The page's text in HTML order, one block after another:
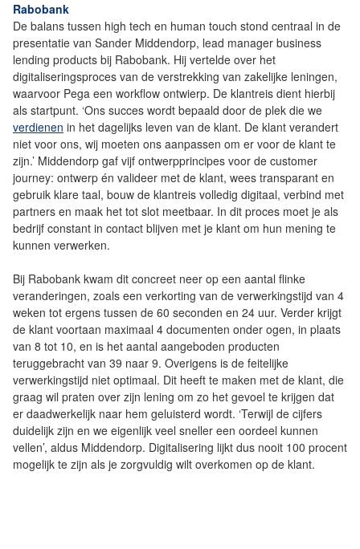
Rabobank
De balans tussen high tech en human touch stond centraal in de
presentatie van Sander Middendorp, lead manager business
lending products bij Rabobank. Hij vertelde over het
digitaliseringsproces van de verstrekking van zakelijke leningen,
waarvoor Pega een workflow ontwierp. De klantreis dient hierbij
als startpunt. ‘Ons succes wordt bepaald door de plek die we
verdienen in het dagelijks leven van de klant. De klant verandert
niet voor ons, wij moeten ons aanpassen om er voor de klant te
zijn.’ Middendorp gaf vijf ontwerpprincipes voor de customer
journey: ontwerp én valideer met de klant, wees transparant en
gebruik klare taal, bouw de klantreis volledig digitaal, verbind met
partners en maak het tot slot meetbaar. In dit proces moet je als
bedrijf constant in contact blijven met je klant om hun mening te
kunnen verwerken.
Bij Rabobank kwam dit concreet neer op een aantal flinke
veranderingen, zoals een verkorting van de verwerkingstijd van 4
weken tot ergens tussen de 60 seconden en 24 uur. Verder krijgt
de klant voortaan maximaal 4 documenten onder ogen, in plaats
van 8 tot 10, en is het aantal aangeboden producten
teruggebracht van 39 naar 9. Overigens is de feitelijke
verwerkingstijd niet optimaal. Dit heeft te maken met de klant, die
graag wil praten over zijn lening om zo het gevoel te krijgen dat
er daadwerkelijk naar hem geluisterd wordt. ‘Terwijl de cijfers
duidelijk zijn en we eigenlijk veel sneller een oordeel kunnen
vellen’, aldus Middendorp. Digitalisering lijkt dus nooit 100 procent
mogelijk te zijn als je zorgvuldig wilt overkomen op de klant.